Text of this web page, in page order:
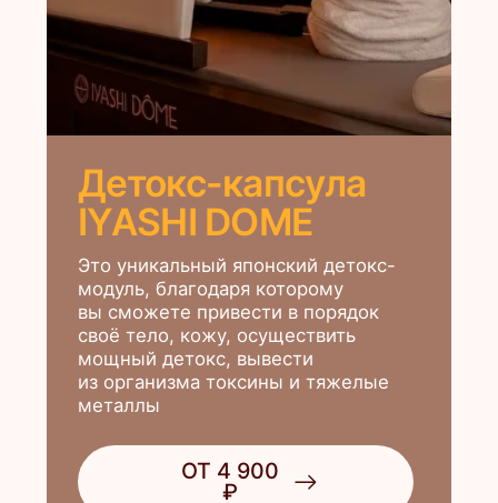
Комендантский пр., 58, корп. 1
© 2021 — 2026 Материалы, предложения и цены,
Комендантский просп.
На главную
Пользовательское соглашение
Политика конфиденциальности
Политика обработки файлов куки
Design by OhIra
Блог
Вакансии